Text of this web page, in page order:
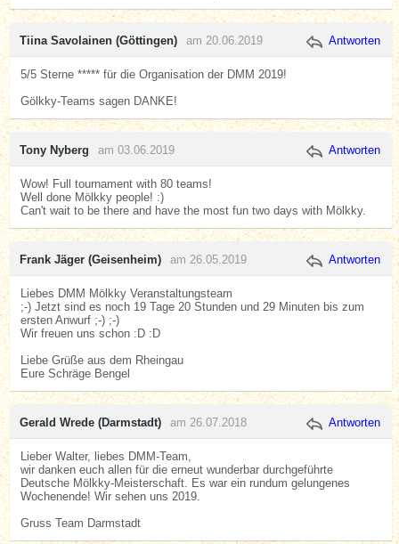
Tiina Savolainen (Göttingen) am 20.06.2019 Antworten
5/5 Sterne ***** für die Organisation der DMM 2019!
Gölkky-Teams sagen DANKE!
Tony Nyberg am 03.06.2019 Antworten
Wow! Full tournament with 80 teams!
Well done Mölkky people! :)
Can't wait to be there and have the most fun two days with Mölkky.
Frank Jäger (Geisenheim) am 26.05.2019 Antworten
Liebes DMM Mölkky Veranstaltungsteam
;-) Jetzt sind es noch 19 Tage 20 Stunden und 29 Minuten bis zum
ersten Anwurf ;-) ;-)
Wir freuen uns schon :D :D
Liebe Grüße aus dem Rheingau
Eure Schräge Bengel
Gerald Wrede (Darmstadt) am 26.07.2018 Antworten
Lieber Walter, liebes DMM-Team,
wir danken euch allen für die erneut wunderbar durchgeführte
Deutsche Mölkky-Meisterschaft. Es war ein rundum gelungenes
Wochenende! Wir sehen uns 2019.
Gruss Team Darmstadt